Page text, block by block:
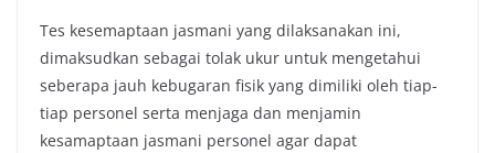
Tes kesemaptaan jasmani yang dilaksanakan ini,
dimaksudkan sebagai tolak ukur untuk mengetahui
seberapa jauh kebugaran fisik yang dimiliki oleh tiap-
tiap personel serta menjaga dan menjamin
kesamaptaan jasmani personel agar dapat